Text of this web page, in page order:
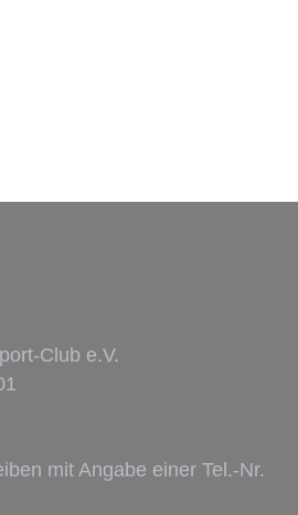
Club e.V.
mit Angabe einer Tel.-Nr.